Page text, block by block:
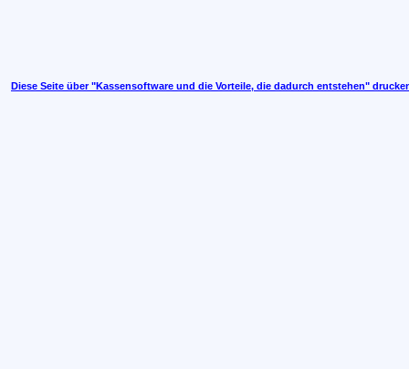
Diese Seite über "Kassensoftware und die Vorteile, die dadurch entstehen"